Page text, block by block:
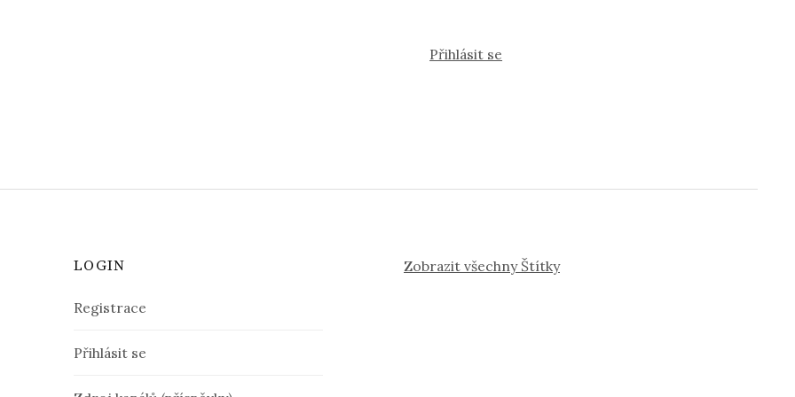
Přihlásit se
LOGIN
Registrace
Přihlásit se
Zobrazit všechny Štítky